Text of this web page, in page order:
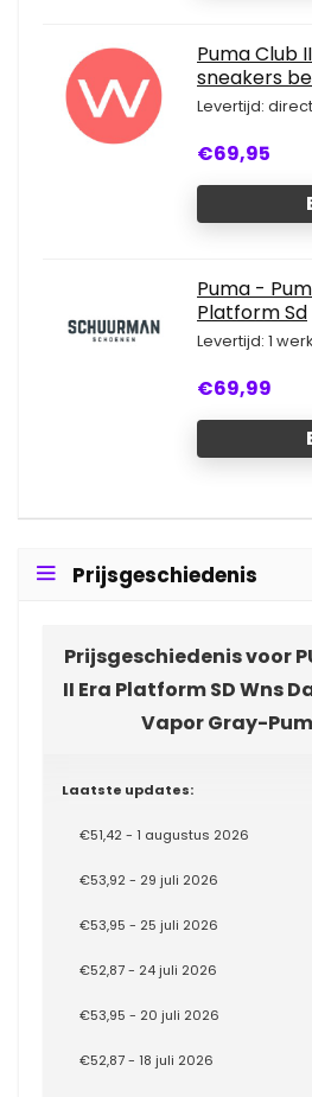
Puma Club
sneakers
Levertijd:
€69,95
Puma -
Platform Sd
Levertijd: 1
€69,99
Prijsgeschiedenis
Prijsgeschiedenis voor
II Era Platform SD Wns
Vapor Gray-
Laatste updates:
€51,42 - 1 augustus 2026
€53,92 - 29 juli 2026
€53,95 - 25 juli 2026
€52,87 - 24 juli 2026
€53,95 - 20 juli 2026
€52,87 - 18 juli 2026